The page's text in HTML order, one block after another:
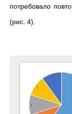
потребовало
(рис. 4).